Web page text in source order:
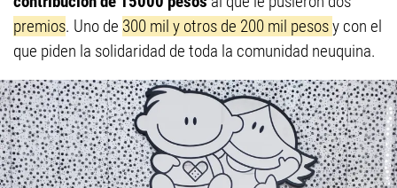
premios. Uno de 300 mil y otros de 200 mil pesosy con el
que piden la solidaridad de toda la comunidad neuquina.